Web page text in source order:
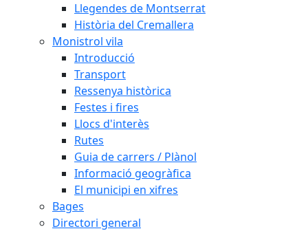
Llegendes de Montserrat
Història del Cremallera
Monistrol vila
Introducció
Transport
Ressenya històrica
Festes i fires
Llocs d'interès
Rutes
Guia de carrers / Plànol
Informació geogràfica
El municipi en xifres
Bages
Directori general